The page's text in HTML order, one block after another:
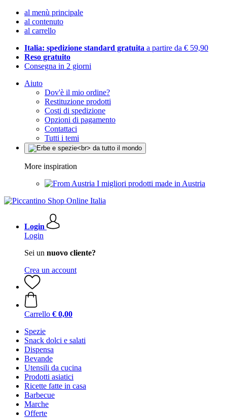
al menù principale
al contenuto
al carrello
Italia: spedizione standard gratuita a partire da € 59,90
Reso gratuito
Consegna in 2 giorni
Aiuto
Dov'è il mio ordine?
Restituzione prodotti
Costi di spedizione
Opzioni di pagamento
Contattaci
Tutti i temi
More inspiration
I migliori prodotti made in Austria
Login
Login
Sei un nuovo cliente?
Crea un account
Carrello € 0,00
Spezie
Snack dolci e salati
Dispensa
Bevande
Utensili da cucina
Prodotti asiatici
Ricette fatte in casa
Barbecue
Marche
Offerte